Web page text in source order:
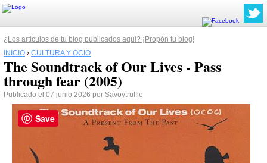
¿Los artículos de tu blog publicados aquí? ¡Propón tu blog!
INICIO › CULTURA Y OCIO
The Soundtrack of Our Lives - Pass
through fear (2005)
Publicado el 07 junio 2026 por Savoytruffle
Save